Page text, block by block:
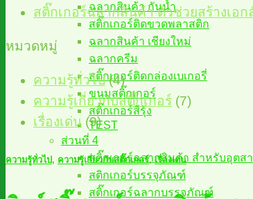
ฉลากสินค้า กันน้ำ
สติ๊กเกอร์ติดขวดพลาสติก
ฉลากสินค้า เชียงใหม่
ฉลากครีม
สติ๊กเกอร์ติดกล่องเบเกอรี่
ขนมสติ๊กเกอร์
สติ๊กเกอร์สีรุ้ง
TEST
ส่วนที่ 4
สติ๊กเกอร์ฉลากสินค้า สำหรับอุตส
สติกเกอร์บรรจุภัณฑ์
สติ๊กเกอร์ฉลากบรรจุภัณฑ์
สติ๊กเกอร์ฉลากสินค้า ตัวช่วยสร้างเอ
หมวดหมู่
ความรู้ทั่วไป(4)
ความรู้เกี่ยวกับสติ๊กเกอร์ (7)
เรื่องเด่น (9)
ความรู้ทั่วไป, ความรู้เกี่ยวกับสติ๊กเกอร์,เรื่องเด่น